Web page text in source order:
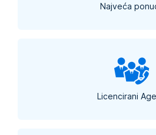
Najveća
Licencirani